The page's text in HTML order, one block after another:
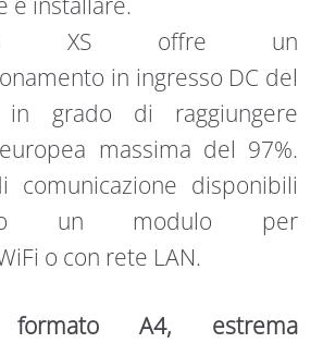
XS offre un
in ingresso DC del
grado di raggiungere
massima del 97%.
comunicazione disponibili
un modulo per
o con rete LAN.
formato A4, estrema